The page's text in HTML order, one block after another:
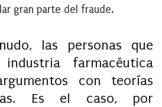
gran parte del fraude.
las personas que
farmacéutica
con teorías
Es el caso, por